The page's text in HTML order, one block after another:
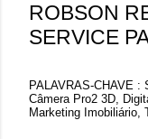
ROBSON
SERVICE
PALAVRAS-CHAVE :
Câmera Pro2 3D,
Marketing Imobiliário,